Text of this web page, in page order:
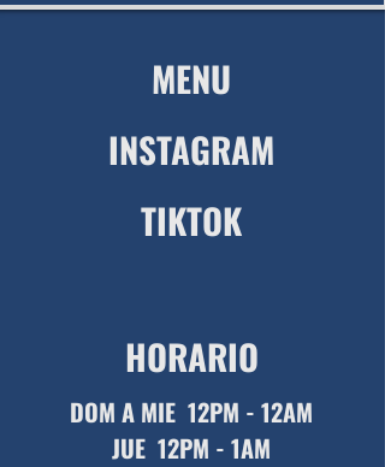
MENU
INSTAGRAM
TIKTOK
HORARIO
DOM A MIE 12PM - 12AM
JUE 12PM - 1AM